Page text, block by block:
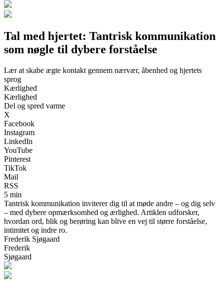
Tal med hjertet: Tantrisk kommunikation
som nøgle til dybere forståelse
Lær at skabe ægte kontakt gennem nærvær, åbenhed og hjertets
sprog
Kærlighed
Kærlighed
Del og spred varme
X
Facebook
Instagram
LinkedIn
YouTube
Pinterest
TikTok
Mail
RSS
5 min
Tantrisk kommunikation inviterer dig til at møde andre – og dig selv
– med dybere opmærksomhed og ærlighed. Artiklen udforsker,
hvordan ord, blik og berøring kan blive en vej til større forståelse,
intimitet og indre ro.
Frederik Sjøgaard
Frederik
Sjøgaard